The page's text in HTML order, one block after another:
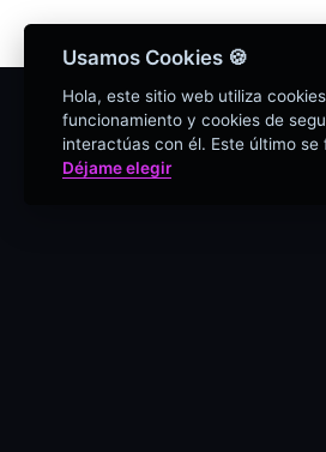
Usamos Cookies 🍪
Hola, este sitio web utiliza
funcionamiento y cookies de
interactúas con él. Este último
Déjame elegir